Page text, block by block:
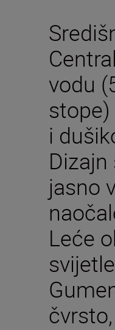
vodu
i
jasno
Leće